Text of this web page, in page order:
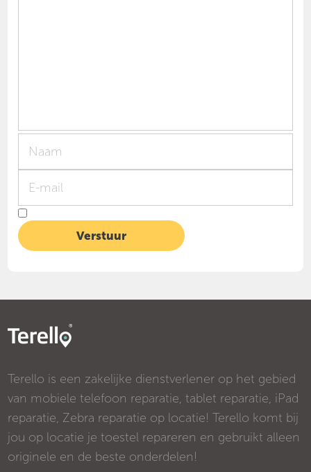
Terello is een zakelijke dienstverlener op het gebied
van mobiele telefoon reparatie, tablet reparatie, iPad
reparatie, Zebra reparatie op locatie! Terello komt bij
jou op locatie je toestel repareren en gebruikt alleen
originele en de beste onderdelen!